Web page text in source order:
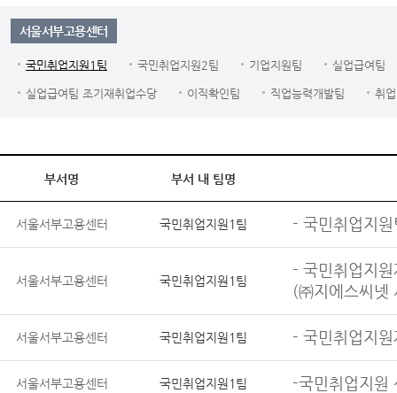
서울서부고용센터
국민취업지원1팀 국민취업지원2팀 기업지원팀 실업급여팀
실업급여팀 조기재취업수당 이직확인팀 직업능력개발팀 취
부서명 부서 내 팀명
서울서부고용센터 국민취업지원1팀 - 국민취업지
서울서부고용센터 국민취업지원1팀
- 국민취업지
(㈜지에스씨넷
서울서부고용센터 국민취업지원1팀 - 국민취업지
서울서부고용센터 국민취업지원1팀 -국민취업지원